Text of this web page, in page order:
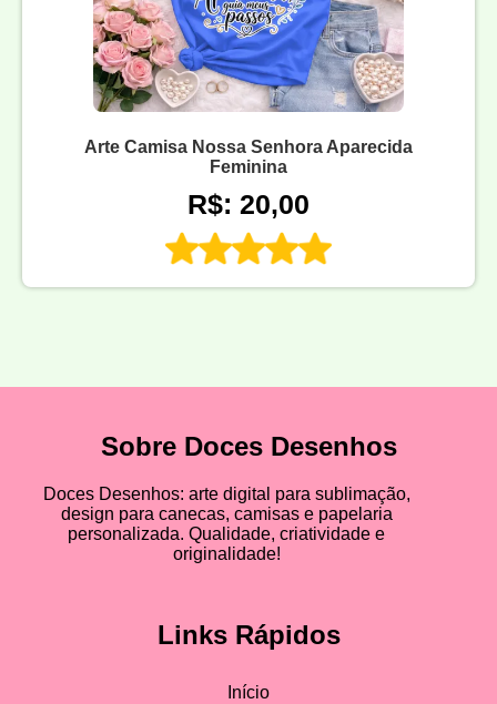
Arte Camisa Nossa Senhora Aparecida
Feminina
R$: 20,00
Sobre Doces Desenhos
Doces Desenhos: arte digital para sublimação,
design para canecas, camisas e papelaria
personalizada. Qualidade, criatividade e
originalidade!
Links Rápidos
Início